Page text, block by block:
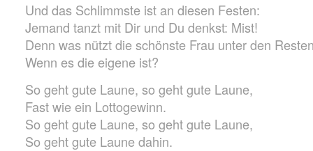
Und das Schlimmste ist an diesen Festen:
Jemand tanzt mit Dir und Du denkst: Mist!
Denn was nützt die schönste Frau unter den
Wenn es die eigene ist?
So geht gute Laune, so geht gute Laune,
Fast wie ein Lottogewinn.
So geht gute Laune, so geht gute Laune,
So geht gute Laune dahin.